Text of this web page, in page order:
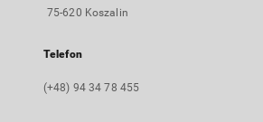
75-620 Koszalin
Telefon
(+48) 94 34 78 455